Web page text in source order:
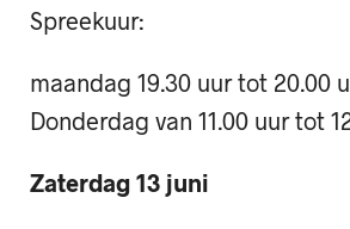
Spreekuur:
maandag 19.30 uur tot 20.00
Donderdag van 11.00 uur tot
Zaterdag 13 juni